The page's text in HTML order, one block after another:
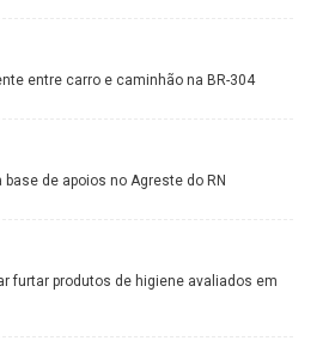
entre carro e caminhão na BR-304
de apoios no Agreste do RN
furtar produtos de higiene avaliados em